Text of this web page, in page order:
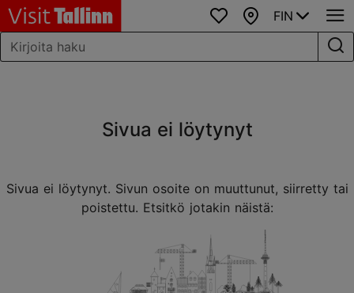
SuosikitKartta
FIN
Sivua ei löytynyt
Sivua ei löytynyt. Sivun osoite on muuttunut, siirretty tai
poistettu. Etsitkö jotakin näistä: